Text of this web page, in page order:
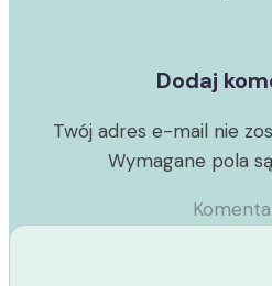
Dodaj
Twój adres e-mail nie
Wymagane pola